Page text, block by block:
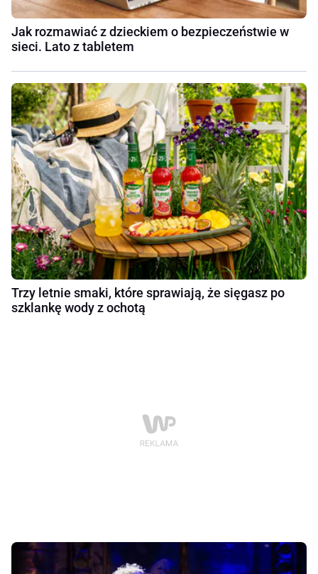
Jak rozmawiać z dzieckiem o bezpieczeństwie w
sieci. Lato z tabletem
Trzy letnie smaki, które sprawiają, że sięgasz po
szklankę wody z ochotą